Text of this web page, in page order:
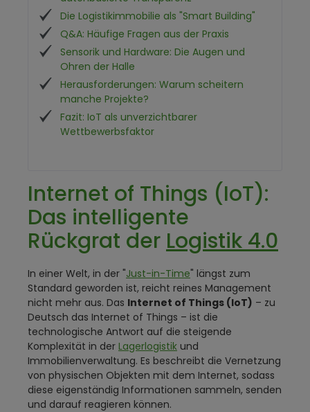
Die Logistikimmobilie als "Smart Building"
Q&A: Häufige Fragen aus der Praxis
Sensorik und Hardware: Die Augen und
Ohren der Halle
Herausforderungen: Warum scheitern
manche Projekte?
Fazit: IoT als unverzichtbarer
Wettbewerbsfaktor
Internet of Things (IoT):
Das intelligente
Rückgrat der Logistik 4.0
In einer Welt, in der "Just-in-Time" längst zum
Standard geworden ist, reicht reines Management
nicht mehr aus. Das Internet of Things (IoT) – zu
Deutsch das Internet of Things – ist die
technologische Antwort auf die steigende
Komplexität in der Lagerlogistik und
Immobilienverwaltung. Es beschreibt die Vernetzung
von physischen Objekten mit dem Internet, sodass
diese eigenständig Informationen sammeln, senden
und darauf reagieren können.